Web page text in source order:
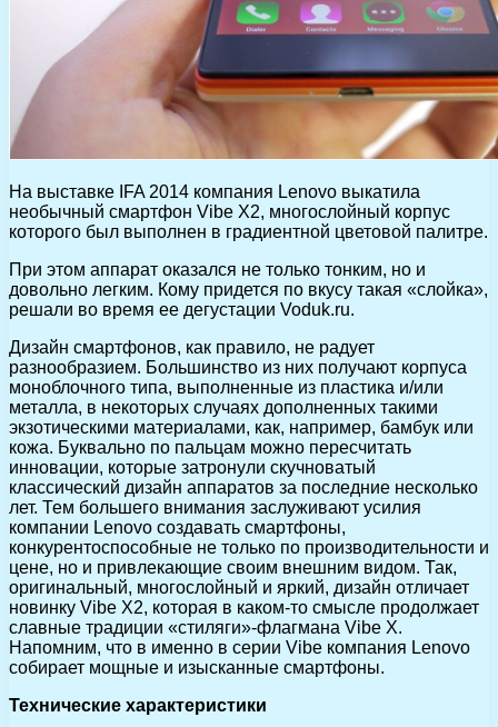
На выставке IFA 2014 компания Lenovo выкатила
необычный смартфон Vibe X2, многослойный корпус
которого был выполнен в градиентной цветовой палитре.
При этом аппарат оказался не только тонким, но и
довольно легким. Кому придется по вкусу такая «слойка»,
решали во время ее дегустации Voduk.ru.
Дизайн смартфонов, как правило, не радует
разнообразием. Большинство из них получают корпуса
моноблочного типа, выполненные из пластика и/или
металла, в некоторых случаях дополненных такими
экзотическими материалами, как, например, бамбук или
кожа. Буквально по пальцам можно пересчитать
инновации, которые затронули скучноватый
классический дизайн аппаратов за последние несколько
лет. Тем большего внимания заслуживают усилия
компании Lenovo создавать смартфоны,
конкурентоспособные не только по производительности и
цене, но и привлекающие своим внешним видом. Так,
оригинальный, многослойный и яркий, дизайн отличает
новинку Vibe X2, которая в каком-то смысле продолжает
славные традиции «стиляги»-флагмана Vibe X.
Напомним, что в именно в серии Vibe компания Lenovo
собирает мощные и изысканные смартфоны.
Технические характеристики